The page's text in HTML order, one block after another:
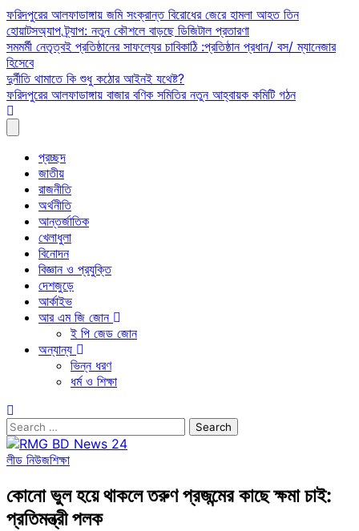
Skip
to
content
ফরিদপুরের আলফাডাঙ্গায় জমি সংক্রান্ত বিরোধের জেরে হামলা আহত তিন
হোয়াটসঅ্যাপ ট্র্যাপ: নতুন কৌশলে বাড়ছে ডিজিটাল প্রতারণা
সমমর্মী নেতৃত্বই প্রতিষ্ঠানের সাফল্যের চাবিকাঠি :প্রতিষ্ঠান প্রধান/ বস/ ম্যানেজার
হিসেবে
দুর্নীতি থামাতে কি শুধু কঠোর আইনই যথেষ্ট?
ফরিদপুরের আলফাডাঙ্গায় বাজার বণিক সমিতির নতুন আহ্বায়ক কমিটি গঠন
প্রচ্ছদ
জাতীয়
রাজনীতি
অর্থনীতি
আন্তর্জাতিক
খেলাধুলা
বিনোদন
বিজ্ঞান ও প্রযুক্তি
দেশজুড়ে
আর্কাইভ
আর এম জি জোন
ই পি জেড জোন
অন্যান্য
ভিন্ন ধরণ
ধর্ম ও শিক্ষা
Search
for:
লীড নিউজশিক্ষা
কোনো ভুল হয়ে থাকলে তরুণ প্রজন্মের কাছে ক্ষমা চাই:
প্রতিমন্ত্রী পলক